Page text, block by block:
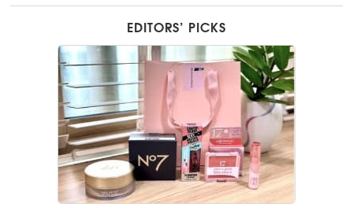
EDITORS’ PICKS